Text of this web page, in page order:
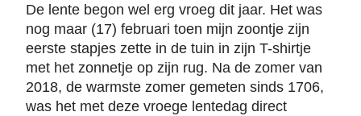
De lente begon wel erg vroeg dit jaar. Het was
nog maar (17) februari toen mijn zoontje zijn
eerste stapjes zette in de tuin in zijn T-shirtje
met het zonnetje op zijn rug. Na de zomer van
2018, de warmste zomer gemeten sinds 1706,
was het met deze vroege lentedag direct